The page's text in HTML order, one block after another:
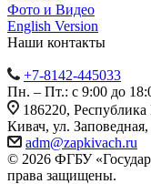
Фото и Видео
English Version
Наши контакты
+7-8142-445033
Пн. – Пт.: с 9:00 до
186220,
Кивач, ул. Заповедная,
adm@zapkivach.ru
© 2026 ФГБУ
права защищены.